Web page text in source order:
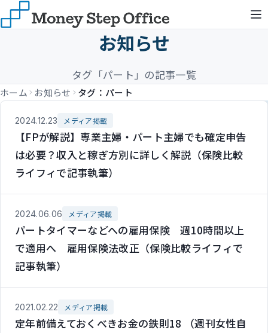
お知らせ
タグ「パート」の記事一覧
ホーム お知らせ タグ：パート
2024.12.23 メディア掲載
【FPが解説】専業主婦・パート主婦でも確定申告
は必要？収入と稼ぎ方別に詳しく解説（保険比較
ライフィで記事執筆）
2024.06.06 メディア掲載
パートタイマーなどへの雇用保険 週10時間以上
で適用へ 雇用保険法改正（保険比較ライフィで
記事執筆）
2021.02.22 メディア掲載
定年前備えておくべきお金の鉄則18 （週刊女性自